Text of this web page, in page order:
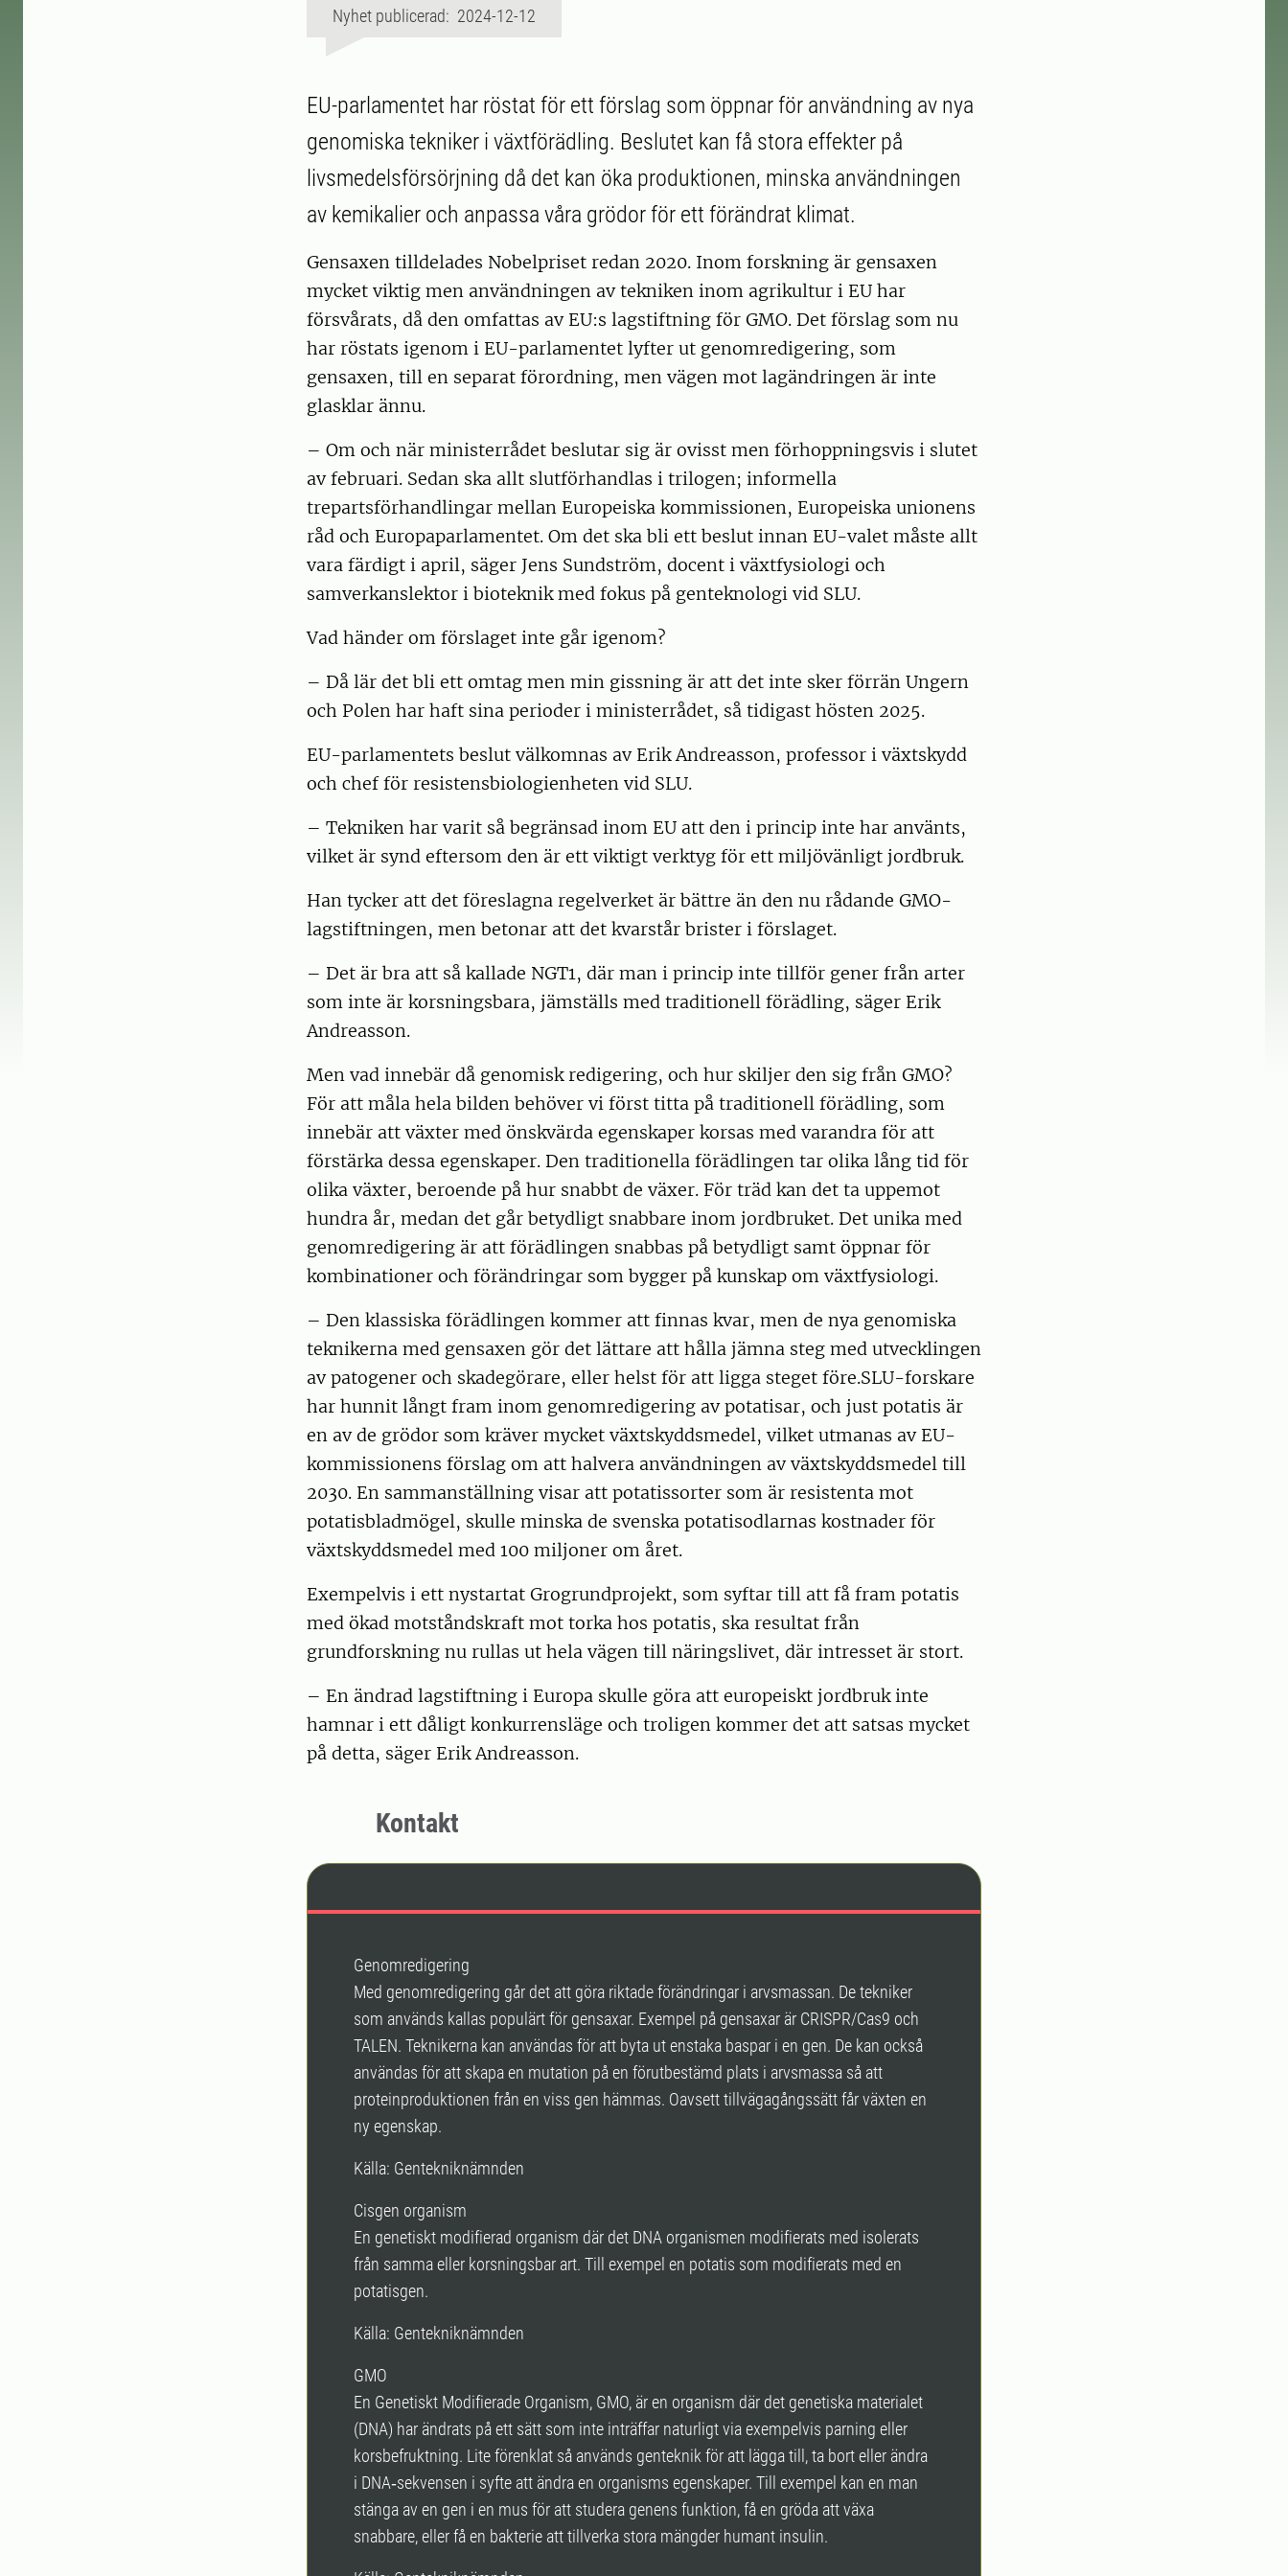
Nyhet publicerad: 2024-12-12
EU-parlamentet har röstat för ett förslag som öppnar för användning av nya
genomiska tekniker i växtförädling. Beslutet kan få stora effekter på
livsmedelsförsörjning då det kan öka produktionen, minska användningen
av kemikalier och anpassa våra grödor för ett förändrat klimat.
Gensaxen tilldelades Nobelpriset redan 2020. Inom forskning är gensaxen
mycket viktig men användningen av tekniken inom agrikultur i EU har
försvårats, då den omfattas av EU:s lagstiftning för GMO. Det förslag som nu
har röstats igenom i EU-parlamentet lyfter ut genomredigering, som
gensaxen, till en separat förordning, men vägen mot lagändringen är inte
glasklar ännu.
– Om och när ministerrådet beslutar sig är ovisst men förhoppningsvis i slutet
av februari. Sedan ska allt slutförhandlas i trilogen; informella
trepartsförhandlingar mellan Europeiska kommissionen, Europeiska unionens
råd och Europaparlamentet. Om det ska bli ett beslut innan EU-valet måste allt
vara färdigt i april, säger Jens Sundström, docent i växtfysiologi och
samverkanslektor i bioteknik med fokus på genteknologi vid SLU.
Vad händer om förslaget inte går igenom?
– Då lär det bli ett omtag men min gissning är att det inte sker förrän Ungern
och Polen har haft sina perioder i ministerrådet, så tidigast hösten 2025.
EU-parlamentets beslut välkomnas av Erik Andreasson, professor i växtskydd
och chef för resistensbiologienheten vid SLU.
­– Tekniken har varit så begränsad inom EU att den i princip inte har använts,
vilket är synd eftersom den är ett viktigt verktyg för ett miljövänligt jordbruk.
Han tycker att det föreslagna regelverket är bättre än den nu rådande GMO-
lagstiftningen, men betonar att det kvarstår brister i förslaget.
– Det är bra att så kallade NGT1, där man i princip inte tillför gener från arter
som inte är korsningsbara, jämställs med traditionell förädling, säger Erik
Andreasson.
Men vad innebär då genomisk redigering, och hur skiljer den sig från GMO?
För att måla hela bilden behöver vi först titta på traditionell förädling, som
innebär att växter med önskvärda egenskaper korsas med varandra för att
förstärka dessa egenskaper. Den traditionella förädlingen tar olika lång tid för
olika växter, beroende på hur snabbt de växer. För träd kan det ta uppemot
hundra år, medan det går betydligt snabbare inom jordbruket. Det unika med
genomredigering är att förädlingen snabbas på betydligt samt öppnar för
kombinationer och förändringar som bygger på kunskap om växtfysiologi.
– Den klassiska förädlingen kommer att finnas kvar, men de nya genomiska
teknikerna med gensaxen gör det lättare att hålla jämna steg med utvecklingen
av patogener och skadegörare, eller helst för att ligga steget före.SLU-forskare
har hunnit långt fram inom genomredigering av potatisar, och just potatis är
en av de grödor som kräver mycket växtskyddsmedel, vilket utmanas av EU-
kommissionens förslag om att halvera användningen av växtskyddsmedel till
2030. En sammanställning visar att potatissorter som är resistenta mot
potatisbladmögel, skulle minska de svenska potatisodlarnas kostnader för
växtskyddsmedel med 100 miljoner om året.
Exempelvis i ett nystartat Grogrundprojekt, som syftar till att få fram potatis
med ökad motståndskraft mot torka hos potatis, ska resultat från
grundforskning nu rullas ut hela vägen till näringslivet, där intresset är stort.
– En ändrad lagstiftning i Europa skulle göra att europeiskt jordbruk inte
hamnar i ett dåligt konkurrensläge och troligen kommer det att satsas mycket
på detta, säger Erik Andreasson.
Kontakt
Genomredigering
Med genomredigering går det att göra riktade förändringar i arvsmassan. De tekniker
som används kallas populärt för gensaxar. Exempel på gensaxar är CRISPR/Cas9 och
TALEN. Teknikerna kan användas för att byta ut enstaka baspar i en gen. De kan också
användas för att skapa en mutation på en förutbestämd plats i arvsmassa så att
proteinproduktionen från en viss gen hämmas. Oavsett tillvägagångssätt får växten en
ny egenskap.
Källa: Gentekniknämnden
Cisgen organism
En genetiskt modifierad organism där det DNA organismen modifierats med isolerats
från samma eller korsningsbar art. Till exempel en potatis som modifierats med en
potatisgen.
Källa: Gentekniknämnden
GMO
En Genetiskt Modifierade Organism, GMO, är en organism där det genetiska materialet
(DNA) har ändrats på ett sätt som inte inträffar naturligt via exempelvis parning eller
korsbefruktning. Lite förenklat så används genteknik för att lägga till, ta bort eller ändra
i DNA‑sekvensen i syfte att ändra en organisms egenskaper. Till exempel kan en man
stänga av en gen i en mus för att studera genens funktion, få en gröda att växa
snabbare, eller få en bakterie att tillverka stora mängder humant insulin.